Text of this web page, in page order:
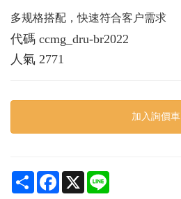
多规格搭配，快速符合客户需求
代碼 ccmg_dru-br2022
人氣 2771
加入詢價車
Share Facebook
X